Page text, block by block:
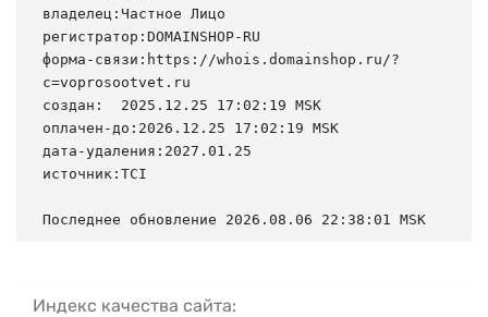
владелец:Частное Лицо
регистратор:DOMAINSHOP-RU
форма-связи:https://whois.domainshop.ru/?
c=voprosootvet.ru
создан:  2025.12.25 17:02:19 MSK
оплачен-до:2026.12.25 17:02:19 MSK
дата-удаления:2027.01.25
источник:TCI
Последнее обновление 2026.08.06 22:38:01 MSK
Индекс качества сайта: